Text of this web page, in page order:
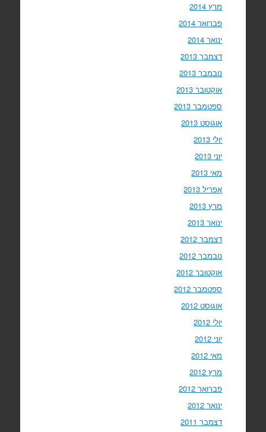
מרץ 2014
פברואר 2014
ינואר 2014
דצמבר 2013
נובמבר 2013
אוקטובר 2013
ספטמבר 2013
אוגוסט 2013
יולי 2013
יוני 2013
מאי 2013
אפריל 2013
מרץ 2013
ינואר 2013
דצמבר 2012
נובמבר 2012
אוקטובר 2012
ספטמבר 2012
אוגוסט 2012
יולי 2012
יוני 2012
מאי 2012
מרץ 2012
פברואר 2012
ינואר 2012
דצמבר 2011